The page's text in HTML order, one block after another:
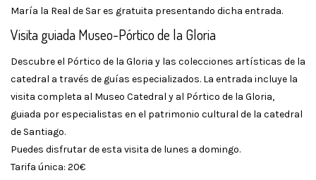
María la Real de Sar es gratuita presentando dicha entrada.
Visita guiada Museo-Pórtico de la Gloria
Descubre el Pórtico de la Gloria y las colecciones artísticas de la
catedral a través de guías especializados. La entrada incluye la
visita completa al Museo Catedral y al Pórtico de la Gloria,
guiada por especialistas en el patrimonio cultural de la catedral
de Santiago.
Puedes disfrutar de esta visita de lunes a domingo.
Tarifa única: 20€